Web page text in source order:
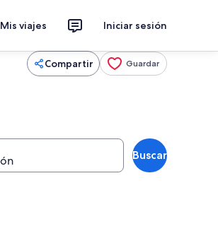
Mis viajes Iniciar sesión
Compartir Guardar
Buscar